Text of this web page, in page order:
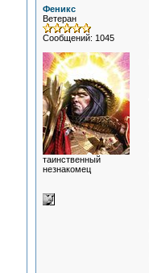
Феникс
Ветеран
Сообщений: 1045
таинственный
незнакомец